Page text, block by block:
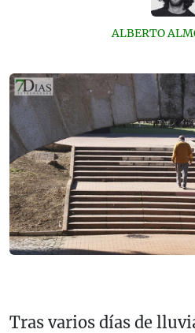
ALBERTO
Tras varios días de